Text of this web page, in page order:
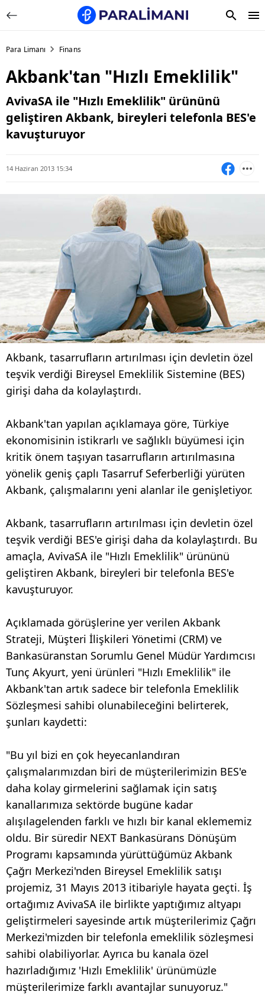
Para Limanı Finans
Akbank'tan "Hızlı Emeklilik"
AvivaSA ile "Hızlı Emeklilik" ürününü
geliştiren Akbank, bireyleri telefonla BES'e
kavuşturuyor
14 Haziran 2013 15:34
Akbank, tasarrufların artırılması için devletin özel
teşvik verdiği Bireysel Emeklilik Sistemine (BES)
girişi daha da kolaylaştırdı.
Akbank'tan yapılan açıklamaya göre, Türkiye
ekonomisinin istikrarlı ve sağlıklı büyümesi için
kritik önem taşıyan tasarrufların artırılmasına
yönelik geniş çaplı Tasarruf Seferberliği yürüten
Akbank, çalışmalarını yeni alanlar ile genişletiyor.
Akbank, tasarrufların artırılması için devletin özel
teşvik verdiği BES'e girişi daha da kolaylaştırdı. Bu
amaçla, AvivaSA ile "Hızlı Emeklilik" ürününü
geliştiren Akbank, bireyleri bir telefonla BES'e
kavuşturuyor.
Açıklamada görüşlerine yer verilen Akbank
Strateji, Müşteri İlişkileri Yönetimi (CRM) ve
Bankasüranstan Sorumlu Genel Müdür Yardımcısı
Tunç Akyurt, yeni ürünleri "Hızlı Emeklilik" ile
Akbank'tan artık sadece bir telefonla Emeklilik
Sözleşmesi sahibi olunabileceğini belirterek,
şunları kaydetti:
"Bu yıl bizi en çok heyecanlandıran
çalışmalarımızdan biri de müşterilerimizin BES'e
daha kolay girmelerini sağlamak için satış
kanallarımıza sektörde bugüne kadar
alışılagelenden farklı ve hızlı bir kanal eklememiz
oldu. Bir süredir NEXT Bankasürans Dönüşüm
Programı kapsamında yürüttüğümüz Akbank
Çağrı Merkezi'nden Bireysel Emeklilik satışı
projemiz, 31 Mayıs 2013 itibariyle hayata geçti. İş
ortağımız AvivaSA ile birlikte yaptığımız altyapı
geliştirmeleri sayesinde artık müşterilerimiz Çağrı
Merkezi'mizden bir telefonla emeklilik sözleşmesi
sahibi olabiliyorlar. Ayrıca bu kanala özel
hazırladığımız 'Hızlı Emeklilik' ürünümüzle
müşterilerimize farklı avantajlar sunuyoruz."